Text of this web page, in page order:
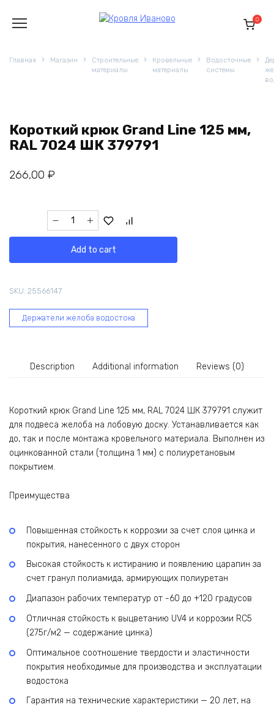
содержанию
0
Главная Магазин
Строительные
материалы
Кровельные
материалы
Водосточные
системы
Короткий крюк Grand Line 125 мм,
RAL 7024 ШК 379791
266,00 ₽
Короткий
крюк
RAL
ШК
Add to cart
SKU: 25566147
Держатели желоба водостока
Description Additional information Reviews (0)
Короткий крюк Grand Line 125 мм, RAL 7024 ШК 379791 служит
для подвеса желоба на лобовую доску. Устанавливается как
до, так и после монтажа кровельного материала. Выполнен из
оцинкованной стали (толщина 1 мм) с полиуретановым
покрытием.
Преимущества
Повышенная стойкость к коррозии за счет слоя цинка и
покрытия, нанесенного с двух сторон
Высокая стойкость к истиранию и появлению царапин за
счет гранул полиамида, армирующих полиуретан
Диапазон рабочих температур от -60 до +120 градусов
Отличная стойкость к выцветанию UV4 и коррозии RC5
(275г/м2 — содержание цинка)
Оптимальное соотношение твердости и эластичности
покрытия необходимые для производства и эксплуатации
водостока
Гарантия на технические характеристики — 20 лет, на